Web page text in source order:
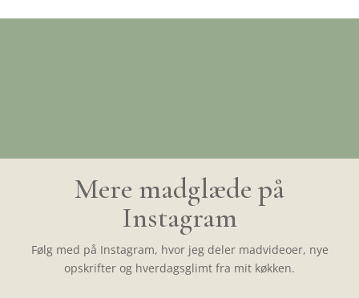
Mere madglæde på
Instagram
Følg med på Instagram, hvor jeg deler madvideoer, nye
opskrifter og hverdagsglimt fra mit køkken.